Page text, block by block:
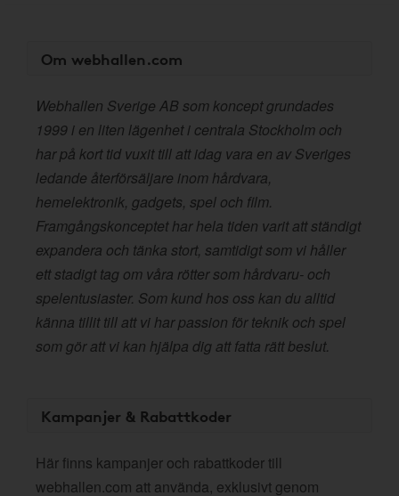
Om webhallen.com
Webhallen Sverige AB som koncept grundades
1999 i en liten lägenhet i centrala Stockholm och
har på kort tid vuxit till att idag vara en av Sveriges
ledande återförsäljare inom hårdvara,
hemelektronik, gadgets, spel och film.
Framgångskonceptet har hela tiden varit att ständigt
expandera och tänka stort, samtidigt som vi håller
ett stadigt tag om våra rötter som hårdvaru- och
spelentusiaster. Som kund hos oss kan du alltid
känna tillit till att vi har passion för teknik och spel
som gör att vi kan hjälpa dig att fatta rätt beslut.
Kampanjer & Rabattkoder
Här finns kampanjer och rabattkoder till
webhallen.com att använda, exklusivt genom